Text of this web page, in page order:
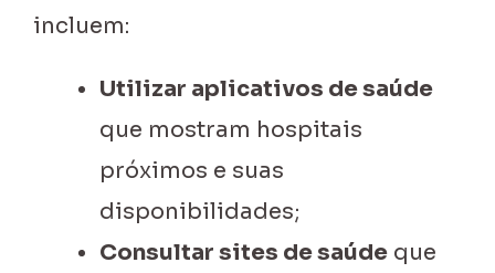
incluem:
Utilizar aplicativos de saúde
que mostram hospitais
próximos e suas
disponibilidades;
Consultar sites de saúde que